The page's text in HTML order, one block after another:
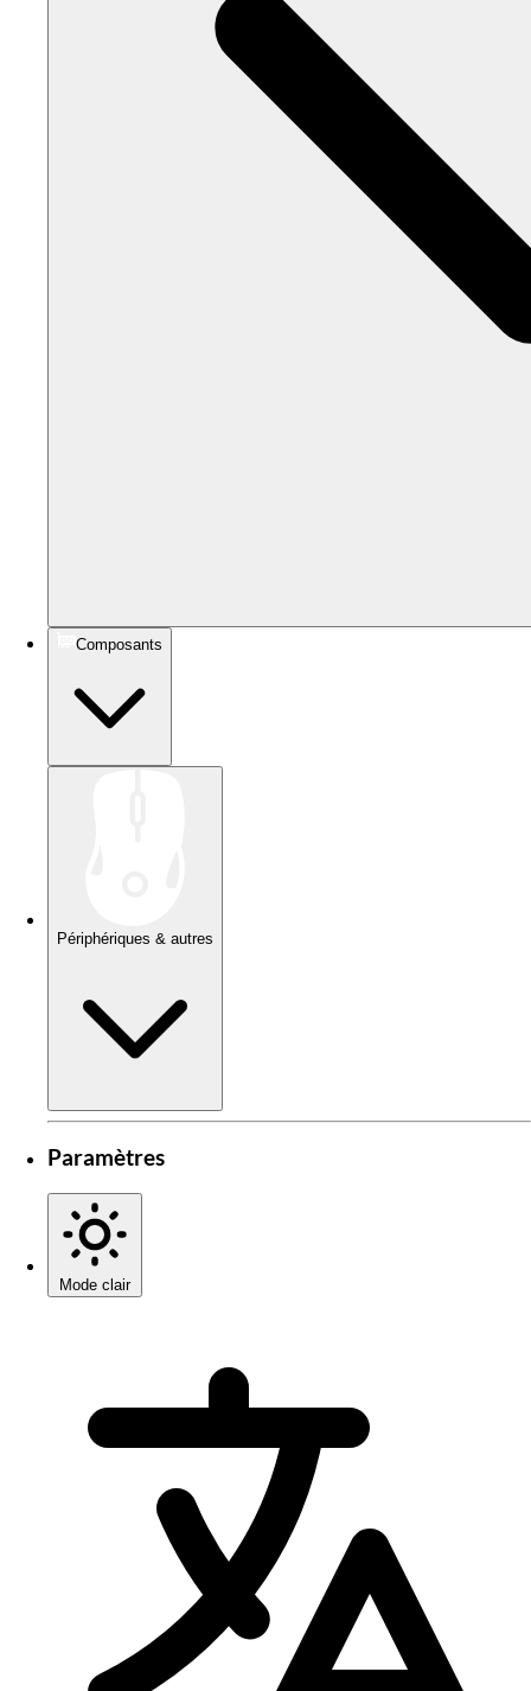
Composants
Périphériques & autres
Paramètres
Mode clair